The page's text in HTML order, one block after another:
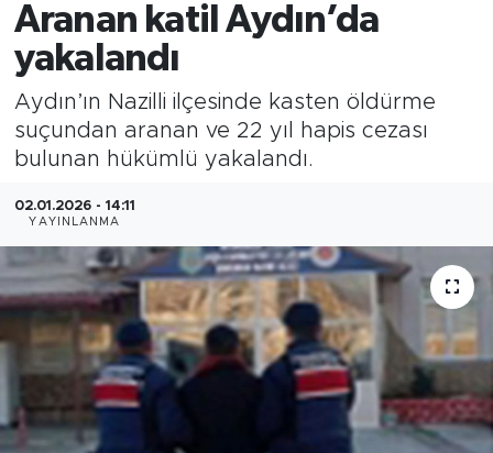
Aranan katil Aydın’da
yakalandı
Aydın’ın Nazilli ilçesinde kasten öldürme
suçundan aranan ve 22 yıl hapis cezası
bulunan hükümlü yakalandı.
02.01.2026 - 14:11
YAYINLANMA